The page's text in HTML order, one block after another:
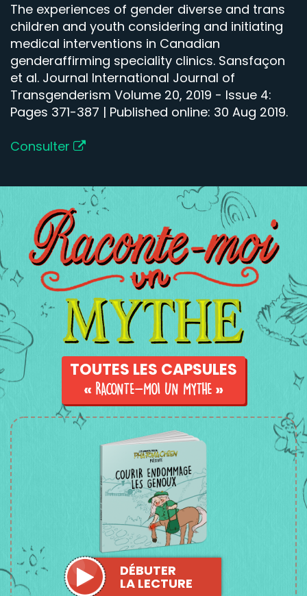
The experiences of gender diverse and trans
children and youth considering and initiating
medical interventions in Canadian
genderaffirming speciality clinics. Sansfaçon
et al. Journal International Journal of
Transgenderism Volume 20, 2019 - Issue 4:
Pages 371-387 | Published online: 30 Aug 2019.
Consulter
TOUTES LES CAPSULES
« RACONTE-MOI UN MYTHE »
DÉBUTER
LA LECTURE